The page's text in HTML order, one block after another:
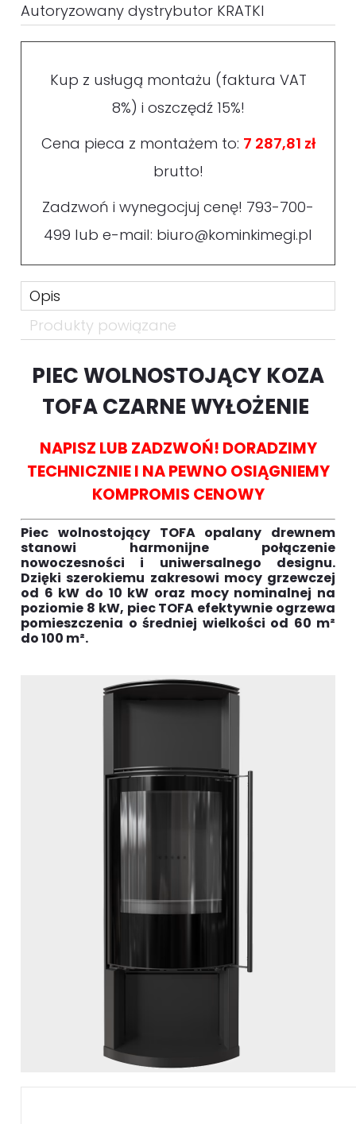
Autoryzowany dystrybutor KRATKI
Kup z usługą montażu (faktura VAT
8%) i oszczędź 15%!
Cena pieca z montażem to: 7 287,81 zł
brutto!
Zadzwoń i wynegocjuj cenę! 793-700-
499 lub e-mail: biuro@kominkimegi.pl
Opis
Produkty powiązane
PIEC WOLNOSTOJĄCY KOZA
TOFA CZARNE WYŁOŻENIE
NAPISZ LUB ZADZWOŃ! DORADZIMY
TECHNICZNIE I NA PEWNO OSIĄGNIEMY
KOMPROMIS CENOWY
Piec wolnostojący TOFA opalany drewnem
stanowi harmonijne połączenie
nowoczesności i uniwersalnego designu.
Dzięki szerokiemu zakresowi mocy grzewczej
od 6 kW do 10 kW oraz mocy nominalnej na
poziomie 8 kW, piec TOFA efektywnie ogrzewa
pomieszczenia o średniej wielkości od 60 m²
do 100 m².